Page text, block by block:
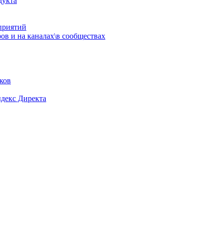
и на каналах\в сообществах
Директа